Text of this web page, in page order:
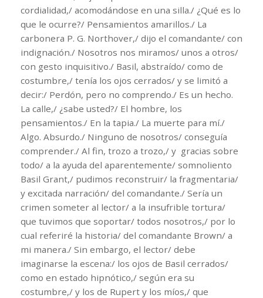
cordialidad,/ acomodándose en una silla./ ¿Qué es lo
que le ocurre?/ Pensamientos amarillos./ La
carbonera P. G. Northover,/ dijo el comandante/ con
indignación./ Nosotros nos miramos/ unos a otros/
con gesto inquisitivo./ Basil, abstraído/ como de
costumbre,/ tenía los ojos cerrados/ y se limitó a
decir:/ Perdón, pero no comprendo./ Es un hecho.
La calle,/ ¿sabe usted?/ El hombre, los
pensamientos./ En la tapia./ La muerte para mí./
Algo. Absurdo./ Ninguno de nosotros/ conseguía
comprender./ Al fin, trozo a trozo,/ y gracias sobre
todo/ a la ayuda del aparentemente/ somnoliento
Basil Grant,/ pudimos reconstruir/ la fragmentaria/
y excitada narración/ del comandante./ Sería un
crimen someter al lector/ a la insufrible tortura/
que tuvimos que soportar/ todos nosotros,/ por lo
cual referiré la historia/ del comandante Brown/ a
mi manera./ Sin embargo, el lector/ debe
imaginarse la escena:/ los ojos de Basil cerrados/
como en estado hipnótico,/ según era su
costumbre,/ y los de Rupert y los míos,/ que